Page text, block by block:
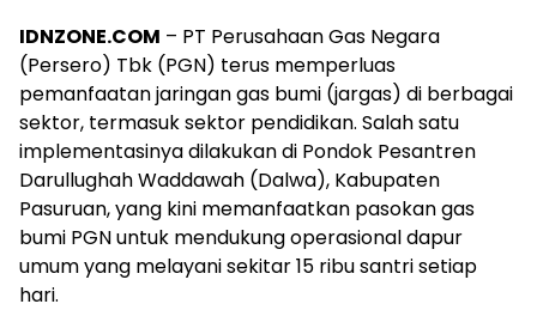
IDNZONE.COM – PT Perusahaan Gas Negara
(Persero) Tbk (PGN) terus memperluas
pemanfaatan jaringan gas bumi (jargas) di berbagai
sektor, termasuk sektor pendidikan. Salah satu
implementasinya dilakukan di Pondok Pesantren
Darullughah Waddawah (Dalwa), Kabupaten
Pasuruan, yang kini memanfaatkan pasokan gas
bumi PGN untuk mendukung operasional dapur
umum yang melayani sekitar 15 ribu santri setiap
hari.